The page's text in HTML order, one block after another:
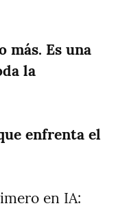
más. Es una
la
enfrenta el
en IA: